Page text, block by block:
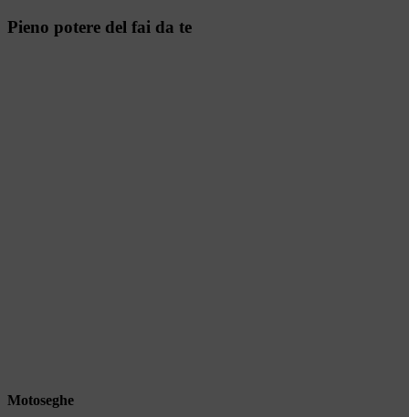
Pieno potere del fai da te
Motoseghe